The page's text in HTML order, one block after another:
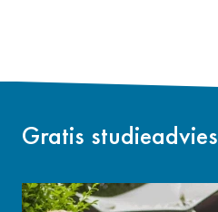
Gratis studieadvies